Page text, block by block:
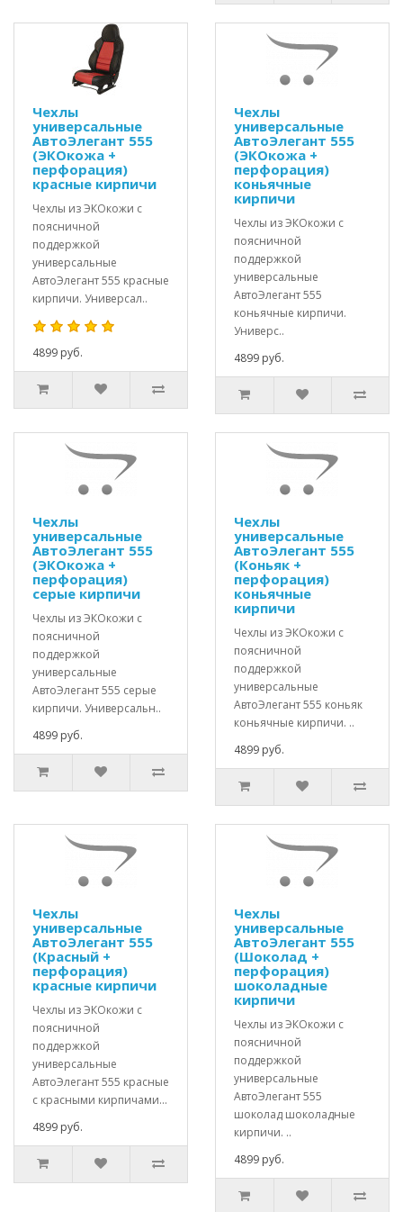
Чехлы
универсальные
АвтоЭлегант 555
(ЭКОкожа +
перфорация)
красные кирпичи
Чехлы из ЭКОкожи с
поясничной
поддержкой
универсальные
АвтоЭлегант 555 красные
кирпичи. Универсал..
4899 руб.
Чехлы
универсальные
АвтоЭлегант 555
(ЭКОкожа +
перфорация)
коньячные
кирпичи
Чехлы из ЭКОкожи с
поясничной
поддержкой
универсальные
АвтоЭлегант 555
коньячные кирпичи.
Универс..
4899 руб.
Чехлы
универсальные
АвтоЭлегант 555
(ЭКОкожа +
перфорация)
серые кирпичи
Чехлы из ЭКОкожи с
поясничной
поддержкой
универсальные
АвтоЭлегант 555 серые
кирпичи. Универсальн..
4899 руб.
Чехлы
универсальные
АвтоЭлегант 555
(Коньяк +
перфорация)
коньячные
кирпичи
Чехлы из ЭКОкожи с
поясничной
поддержкой
универсальные
АвтоЭлегант 555 коньяк
коньячные кирпичи. ..
4899 руб.
Чехлы
универсальные
АвтоЭлегант 555
(Красный +
перфорация)
красные кирпичи
Чехлы из ЭКОкожи с
поясничной
поддержкой
универсальные
АвтоЭлегант 555 красные
с красными кирпичами...
4899 руб.
Чехлы
универсальные
АвтоЭлегант 555
(Шоколад +
перфорация)
шоколадные
кирпичи
Чехлы из ЭКОкожи с
поясничной
поддержкой
универсальные
АвтоЭлегант 555
шоколад шоколадные
кирпичи. ..
4899 руб.